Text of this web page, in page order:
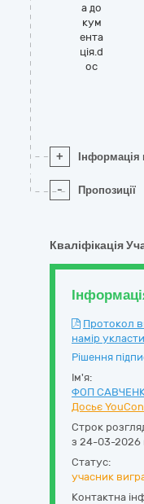
а до
кум
ента
ція.d
oc
+ Інформація
- Пропозиції
Кваліфікація
Протокол
намір
Рішення
Ім'я:
ФОП
Досьє
Строк
з 24-03-2026
Статус:
учасник
Контактна